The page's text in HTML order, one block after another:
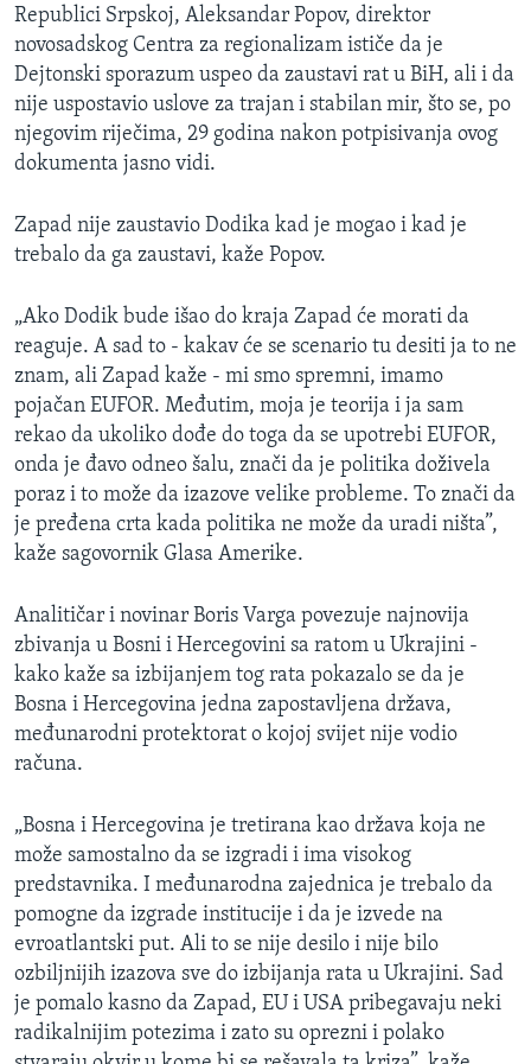
Republici Srpskoj, Aleksandar Popov, direktor
novosadskog Centra za regionalizam ističe da je
Dejtonski sporazum uspeo da zaustavi rat u BiH, ali i da
nije uspostavio uslove za trajan i stabilan mir, što se, po
njegovim riječima, 29 godina nakon potpisivanja ovog
dokumenta jasno vidi.
Zapad nije zaustavio Dodika kad je mogao i kad je
trebalo da ga zaustavi, kaže Popov.
„Ako Dodik bude išao do kraja Zapad će morati da
reaguje. A sad to - kakav će se scenario tu desiti ja to ne
znam, ali Zapad kaže - mi smo spremni, imamo
pojačan EUFOR. Međutim, moja je teorija i ja sam
rekao da ukoliko dođe do toga da se upotrebi EUFOR,
onda je đavo odneo šalu, znači da je politika doživela
poraz i to može da izazove velike probleme. To znači da
je pređena crta kada politika ne može da uradi ništa”,
kaže sagovornik Glasa Amerike.
Analitičar i novinar Boris Varga povezuje najnovija
zbivanja u Bosni i Hercegovini sa ratom u Ukrajini -
kako kaže sa izbijanjem tog rata pokazalo se da je
Bosna i Hercegovina jedna zapostavljena država,
međunarodni protektorat o kojoj svijet nije vodio
računa.
„Bosna i Hercegovina je tretirana kao država koja ne
može samostalno da se izgradi i ima visokog
predstavnika. I međunarodna zajednica je trebalo da
pomogne da izgrade institucije i da je izvede na
evroatlantski put. Ali to se nije desilo i nije bilo
ozbiljnijih izazova sve do izbijanja rata u Ukrajini. Sad
je pomalo kasno da Zapad, EU i USA pribegavaju neki
radikalnijim potezima i zato su oprezni i polako